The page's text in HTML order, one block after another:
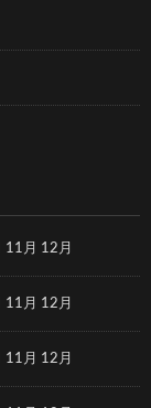
11月 12月
11月 12月
11月 12月